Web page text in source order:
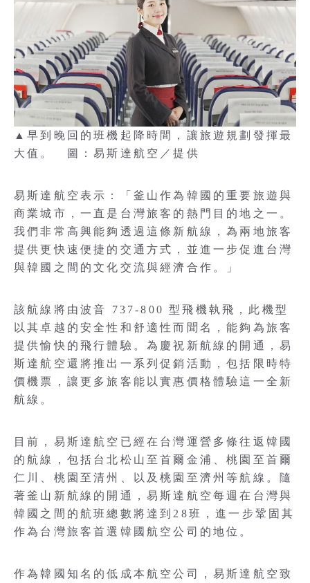
▲早到晚回的班機起降時間，讓旅遊規劃發揮最
大值。 圖：易斯達航空／提供
易斯達航空表示：「釜山作為韓國的重要旅遊與
商業城市，一直是台灣旅客的熱門目的地之一。
我們非常高興能夠透過這條新航線，為兩地旅客
提供更快速便捷的交通方式，並進一步促進台灣
與韓國之間的文化交流與經濟合作。」
該航線將由波音 737-800 型飛機執飛，此機型
以其卓越的安全性和舒適性而聞名，能夠為旅客
提供愉快的飛行體驗。為慶祝新航線的開通，易
斯達航空還將推出一系列促銷活動，包括限時特
價機票，讓更多旅客能以實惠價格體驗這一全新
航線。
目前，易斯達航空已經在台灣運營多條往返韓國
的航線，包括台北松山至首爾金浦、桃園至首爾
仁川、桃園至清州、以及桃園至濟州等航線。隨
著釜山新航線的開通，易斯達航空每週在台灣與
韓國之間的航班總數將達到28班，進一步鞏固其
作為台灣旅客首選韓國航空公司的地位。
作為韓國知名的低成本航空公司，易斯達航空致